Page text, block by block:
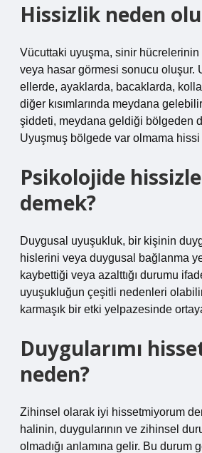
Hissizlik neden
Vücuttaki uyuşma, sinir hücrelerinin
veya hasar görmesi sonucu oluşur.
ellerde, ayaklarda, bacaklarda,
diğer kısımlarında meydana
şiddeti, meydana geldiği bölgeden
Uyuşmuş bölgede var olmama hissi
Psikolojide
demek?
Duygusal uyuşukluk, bir kişinin
hislerini veya duygusal bağlanma
kaybettiği veya azalttığı durumu
uyuşukluğun çeşitli nedenleri
karmaşık bir etki yelpazesinde
Duygularımı
neden?
Zihinsel olarak iyi hissetmiyorum
halinin, duygularının ve zihinsel
olmadığı anlamına gelir. Bu durum